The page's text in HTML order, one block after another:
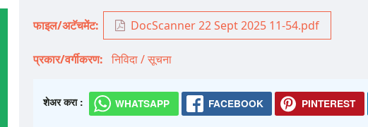
फाइल/अटॅचमेंट DocScanner 22 Sept 2025 11-54.pdf
प्रकार/वर्गीकरण निविदा / सूचना
शेअर करा : WHATSAPP FACEBOOK PINTEREST